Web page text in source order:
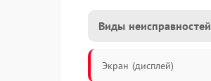
Виды неисправностей
Экран (дисплей)